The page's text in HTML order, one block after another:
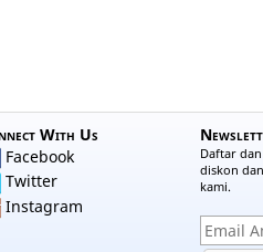
With Us
Facebook
Twitter
Instagram
Daftar
diskon
kami.